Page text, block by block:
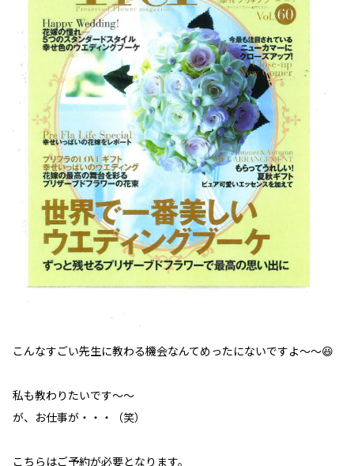
こんなすごい先生に教わる機会なんてめったにないですよ～～😆
私も教わりたいです～～
が、お仕事が・・・（笑）
こちらはご予約が必要となります。